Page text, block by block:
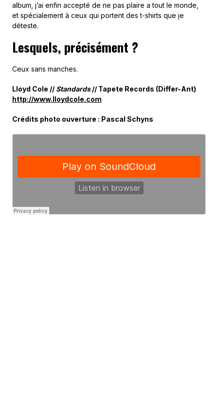
album, j’ai enfin accepté de ne pas plaire a tout le monde,
et spécialement à ceux qui portent des t-shirts que je
déteste.
Lesquels, précisément ?
Ceux sans manches.
Lloyd Cole // Standards// Tapete Records (Differ-Ant)
http://www.lloydcole.com
Crédits photo ouverture : Pascal Schyns